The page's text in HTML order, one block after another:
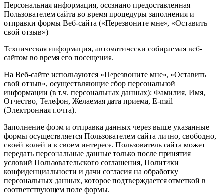
Персональная информация, осознано предоставленная
Пользователем сайта во время процедуры заполнения и
отправки формы Веб-сайта («Перезвоните мне», «Оставить
свой отзыв»)
Техническая информация, автоматически собираемая веб-
сайтом во время его посещения.
На Веб-сайте используются «Перезвоните мне», «Оставить
свой отзыв», осуществляющие сбор персональной
информации (в т.ч. персональных данных): Фамилия, Имя,
Отчество, Телефон, Желаемая дата приема, E-mail
(Электронная почта).
Заполнение форм и отправка данных через выше указанные
формы осуществляется Пользователем сайта лично, свободно,
своей волей и в своем интересе. Пользователь сайта может
передать персональные данные только после принятия
условий Пользовательского соглашения, Политики
конфиденциальности и дачи согласия на обработку
персональных данных, которое подтверждается отметкой в
соответствующем поле формы.